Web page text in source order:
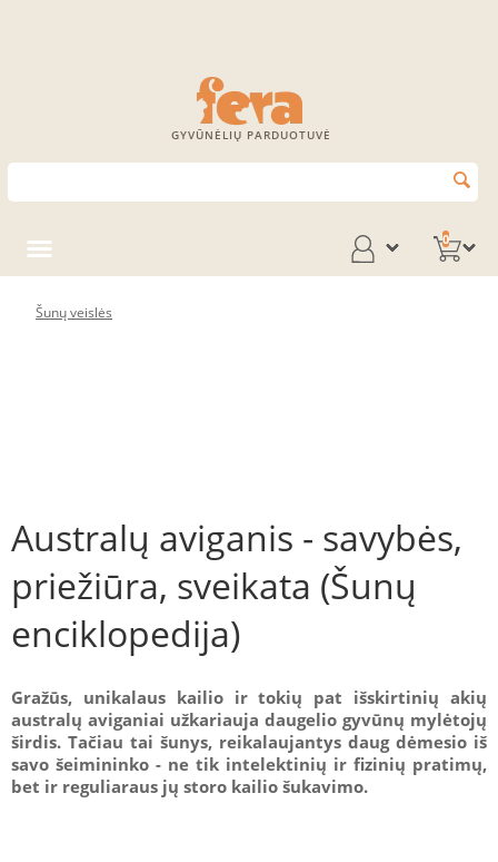
GYVŪNĖLIŲ PARDUOTUVĖ
0
Šunų veislės
Australų aviganis - savybės,
priežiūra, sveikata (Šunų
enciklopedija)
Gražūs, unikalaus kailio ir tokių pat išskirtinių akių
australų aviganiai užkariauja daugelio gyvūnų mylėtojų
širdis. Tačiau tai šunys, reikalaujantys daug dėmesio iš
savo šeimininko - ne tik intelektinių ir fizinių pratimų,
bet ir reguliaraus jų storo kailio šukavimo.